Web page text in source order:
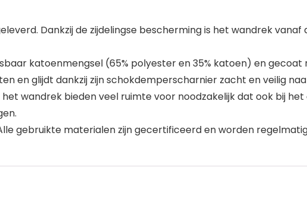
Dankzij de zijdelingse bescherming is het wandrek
katoenmengsel (65% polyester en 35% katoen) en gecoat
en glijdt dankzij zijn schokdemperscharnier zacht en veilig
wandrek bieden veel ruimte voor noodzakelijk dat ook bij
gebruikte materialen zijn gecertificeerd en worden